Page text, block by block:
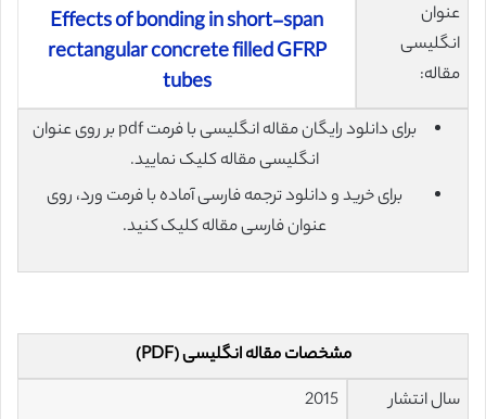
عنوان
انگلیسی
مقاله:
Effects of bonding in short-span
rectangular concrete filled GFRP
tubes
برای دانلود رایگان مقاله انگلیسی با فرمت pdf بر روی عنوان
انگلیسی مقاله کلیک نمایید.
برای خرید و دانلود ترجمه فارسی آماده با فرمت ورد، روی
عنوان فارسی مقاله کلیک کنید.
مشخصات مقاله انگلیسی (PDF)
سال انتشار
2015